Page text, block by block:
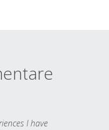
I have